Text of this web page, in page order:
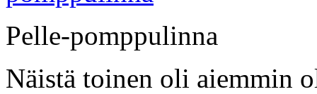
Pelle-pomppulinna
Näistä toinen oli aiemmin